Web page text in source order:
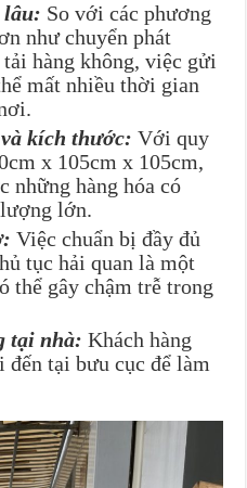
lâu: So với các phương
như chuyển phát
hàng không, việc gửi
mất nhiều thời gian
kích thước: Với quy
x 105cm x 105cm,
những hàng hóa có
lớn.
Việc chuẩn bị đầy đủ
tục hải quan là một
thể gây chậm trễ trong
tại nhà: Khách hàng
đến tại bưu cục để làm